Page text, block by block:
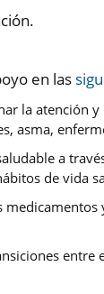
en las
la atención
asma,
a
de vida